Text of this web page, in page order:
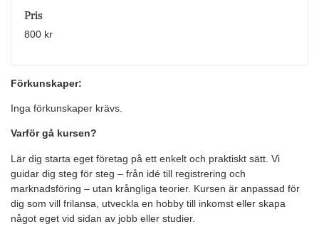
Förkunskaper:
Inga förkunskaper krävs.
Varför gå kursen?
Lär dig starta eget företag på ett enkelt och praktiskt sätt. Vi
guidar dig steg för steg – från idé till registrering och
marknadsföring – utan krångliga teorier. Kursen är anpassad för
dig som vill frilansa, utveckla en hobby till inkomst eller skapa
något eget vid sidan av jobb eller studier.
Pris
800 kr